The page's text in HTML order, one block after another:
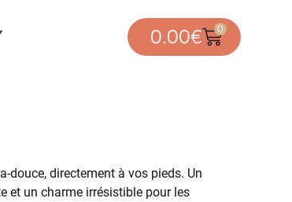
0.00€ 0
douce, directement à vos pieds. Un
et un charme irrésistible pour les